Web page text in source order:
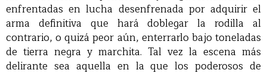
enfrentadas en lucha desenfrenada por adquirir el
arma definitiva que hará doblegar la rodilla al
contrario, o quizá peor aún, enterrarlo bajo toneladas
de tierra negra y marchita. Tal vez la escena más
delirante sea aquella en la que los poderosos de